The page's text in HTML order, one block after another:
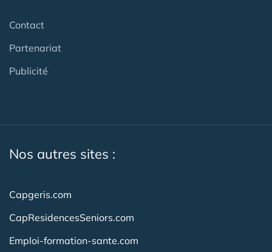
Contact
Partenariat
Publicité
Nos autres sites :
Capgeris.com
CapResidencesSeniors.com
Emploi-formation-sante.com